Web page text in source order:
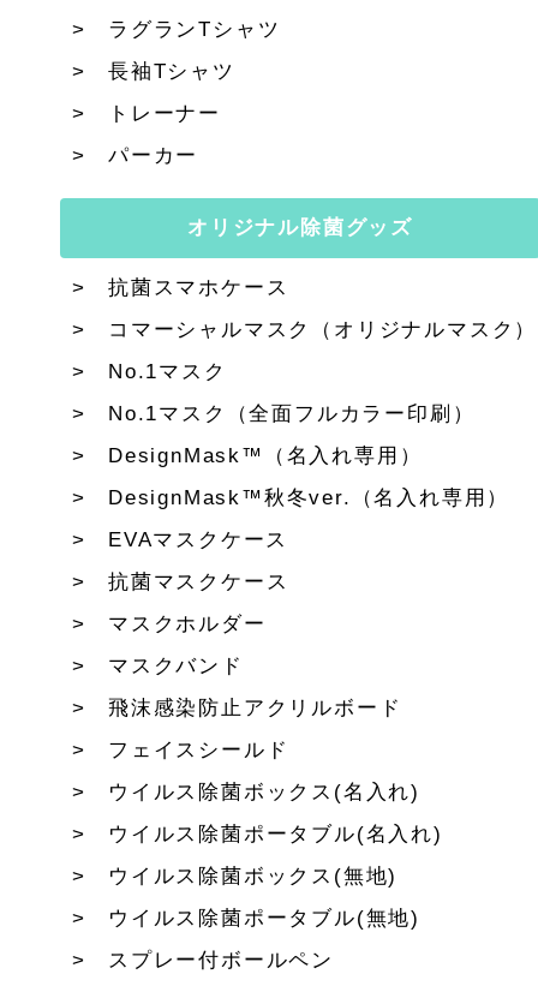
ラグランTシャツ
長袖Tシャツ
トレーナー
パーカー
オリジナル除菌グッズ
抗菌スマホケース
コマーシャルマスク（オリジナルマスク）
No.1マスク
No.1マスク（全面フルカラー印刷）
DesignMask™（名入れ専用）
DesignMask™秋冬ver.（名入れ専用）
EVAマスクケース
抗菌マスクケース
マスクホルダー
マスクバンド
飛沫感染防止アクリルボード
フェイスシールド
ウイルス除菌ボックス(名入れ)
ウイルス除菌ポータブル(名入れ)
ウイルス除菌ボックス(無地)
ウイルス除菌ポータブル(無地)
スプレー付ボールペン